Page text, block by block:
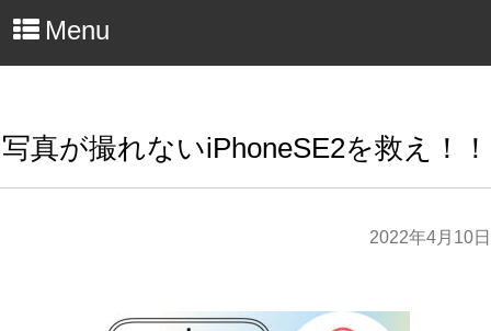
Menu
写真が撮れないiPhoneSE2を救え！！
2022年4月10日